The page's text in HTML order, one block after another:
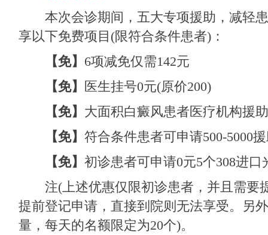
本次会诊期间，五大专项援助，减轻患
享以下免费项目(限符合条件患者)：
【免】 6项减免仅需142元
【免】
医生挂号0元(原价200)
【免】 大面积白癜风患者医疗机构援助
【免】 符合条件患者可申请500-5000
【免】 初诊患者可申请0元5个308进口
注(上述优惠仅限初诊患者，并且需要
提前登记申请，直接到院则无法享受。另
量，每天的名额限定为20个)。